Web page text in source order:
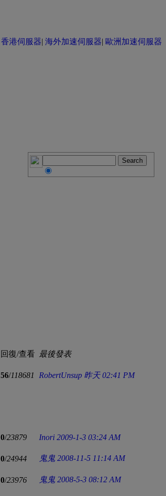
香港伺服器| 海外加速伺服器| 歐洲加速伺服器
回復/查看 最後發表
56/118681 RobertUnsup 昨天 02:41 PM
0/23879 Inori 2009-1-3 03:24 AM
0/24944 鬼鬼 2008-11-5 11:14 AM
0/23976 鬼鬼 2008-5-3 08:12 AM